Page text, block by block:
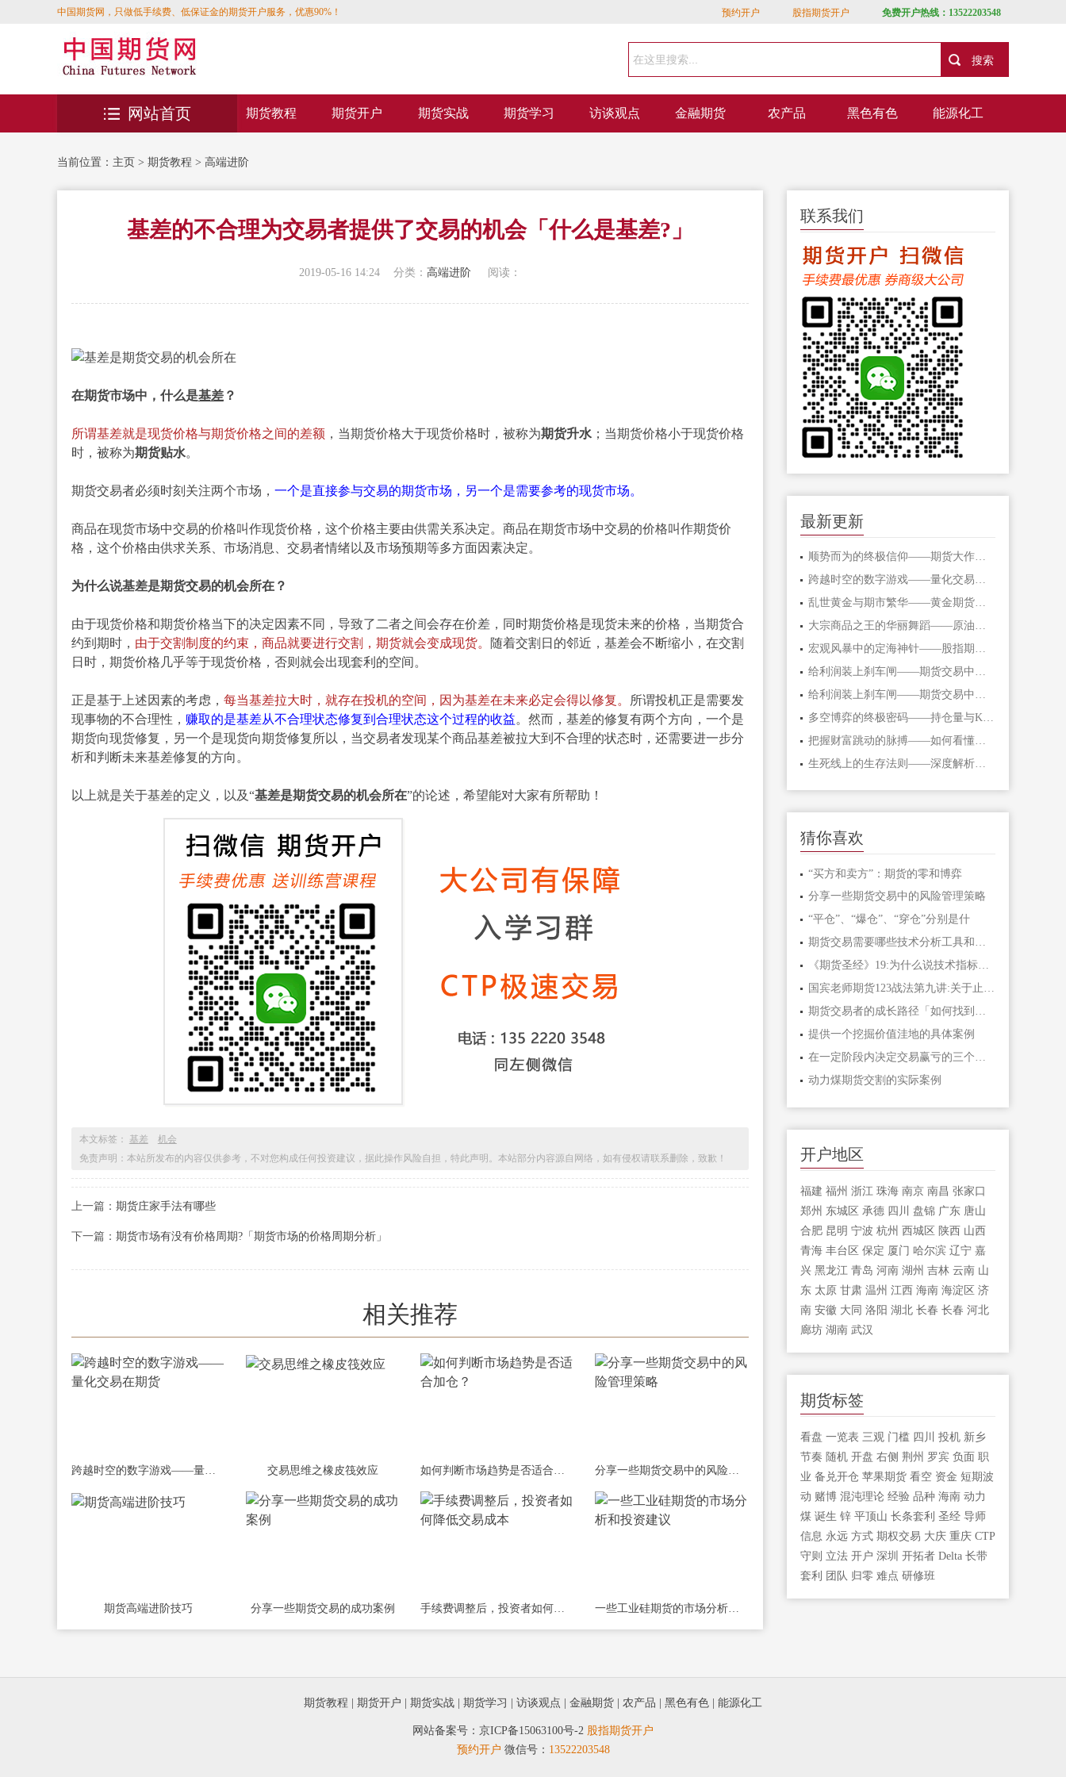
中国期货网，只做低手续费、低保证金的期货开户服务，优惠90%！ 预约开户 股指期货开户 免费开户热线：13522203548
期货教程 期货开户 期货实战 期货学习 访谈观点 金融期货 农产品 黑色有色 能源化工
网站首页
当前位置： 主页 > 期货教程 > 高端进阶
基差的不合理为交易者提供了交易的机会「什么是基差?」
2019-05-16 14:24 分类： 高端进阶 阅读：
在期货市场中，什么是基差？
所谓基差就是现货价格与期货价格之间的差额，当期货价格大于现货价格时，被称为期货升水；当期货价格小于现货价格
时，被称为期货贴水。
期货交易者必须时刻关注两个市场， 一个是直接参与交易的期货市场，另一个是需要参考的现货市场。
商品在现货市场中交易的价格叫作现货价格，这个价格主要由供需关系决定。商品在期货市场中交易的价格叫作期货价
格，这个价格由供求关系、市场消息、交易者情绪以及市场预期等多方面因素决定。
为什么说基差是期货交易的机会所在？
由于现货价格和期货价格当下的决定因素不同，导致了二者之间会存在价差，同时期货价格是现货未来的价格，当期货合
约到期时， 由于交割制度的约束，商品就要进行交割，期货就会变成现货。
随着交割日的邻近，基差会不断缩小，在交割
日时，期货价格几乎等于现货价格，否则就会出现套利的空间。
正是基于上述因素的考虑， 每当基差拉大时，就存在投机的空间，因为基差在未来必定会得以修复。
所谓投机正是需要发
现事物的不合理性， 赚取的是基差从不合理状态修复到合理状态这个过程的收益。然而，基差的修复有两个方向，一个是
期货向现货修复，另一个是现货向期货修复所以，当交易者发现某个商品基差被拉大到不合理的状态时，还需要进一步分
析和判断未来基差修复的方向。
以上就是关于基差的定义，以及“基差是期货交易的机会所在”的论述，希望能对大家有所帮助！
本文标签： 基差
机会
免责声明：本站所发布的内容仅供参考，不对您构成任何投资建议，据此操作风险自担，特此声明。本站部分内容源自网络，如有侵权请联系删除，致歉！
上一篇： 期货庄家手法有哪些
下一篇： 期货市场有没有价格周期?「期货市场的价格周期分析」
相关推荐
跨越时空的数字游戏——量化交易在期货 交易思维之橡皮筏效应 如何判断市场趋势是否适合加仓？ 分享一些期货交易中的风险管理策略
期货高端进阶技巧 分享一些期货交易的成功案例 手续费调整后，投资者如何降低交易成本 一些工业硅期货的市场分析和投资建议
联系我们
最新更新
顺势而为的终极信仰——期货大作手的修
跨越时空的数字游戏——量化交易在期货
乱世黄金与期市繁华——黄金期货的避险
大宗商品之王的华丽舞蹈——原油期货的
宏观风暴中的定海神针——股指期货的对
给利润装上刹车闸——期货交易中不可逾
把握财富跳动的脉搏——如何看懂期货主
生死线上的生存法则——深度解析期货爆
猜你喜欢
“买方和卖方”：期货的零和博弈
分享一些期货交易中的风险管理策略
“平仓”、“爆仓”、“穿仓”分别是什
期货交易需要哪些技术分析工具和基本面
《期货圣经》19:为什么说技术指标只是参
国宾老师期货123战法第九讲:关于止损,结
期货交易者的成长路径「如何找到一套自
提供一个挖掘价值洼地的具体案例
动力煤期货交割的实际案例
开户地区
福建 福州 浙江 珠海 南京 南昌 张家口
郑州 东城区 承德 四川 盘锦 广东 唐山
合肥 昆明 宁波 杭州 西城区 陕西 山西
青海 丰台区 保定 厦门 哈尔滨 辽宁 嘉
兴 黑龙江 青岛 河南 湖州 吉林 云南 山
东 太原 甘肃 温州 江西 海南 海淀区 济
南 安徽 大同 洛阳 湖北 长春 长春 河北
廊坊 湖南 武汉
期货标签
看盘 一览表 三观 门槛 四川 投机 新乡
节奏 随机 开盘 右侧 荆州 罗宾 负面 职
业 备兑开仓 苹果期货 看空 资金 短期波
动 赌博 混沌理论 经验 品种 海南 动力
煤 诞生 锌 平顶山 长条套利 圣经 导师
信息 永远 方式 期权交易 大庆 重庆 CTP
守则 立法 开户 深圳 开拓者 Delta 长带
套利
团队 归零 难点 研修班
期货教程 期货开户 期货实战 期货学习 访谈观点 金融期货 农产品 黑色有色 能源化工
网站备案号： 京ICP备15063100号-2 股指期货开户
预约开户 微信号： 13522203548